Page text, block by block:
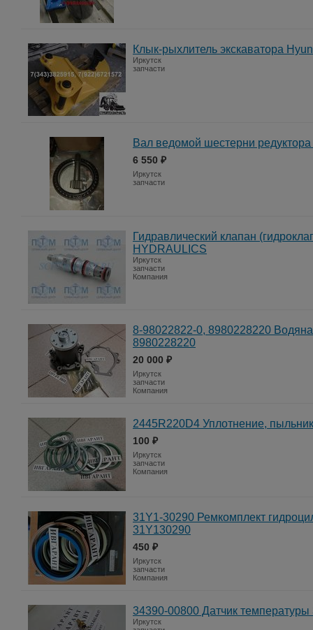
Клык-рыхлитель экскаватора
Иркутск
запчасти
Вал ведомой шестерни
6 550 ₽
Иркутск
запчасти
Гидравлический клапан
HYDRAULICS
Иркутск
запчасти
Компания
8-98022822-0, 8980228220
8980228220
20 000 ₽
Иркутск
запчасти
Компания
2445R220D4 Уплотнение,
100 ₽
Иркутск
запчасти
Компания
31Y1-30290 Ремкомплект
31Y130290
450 ₽
Иркутск
запчасти
Компания
34390-00800 Датчик
Иркутск